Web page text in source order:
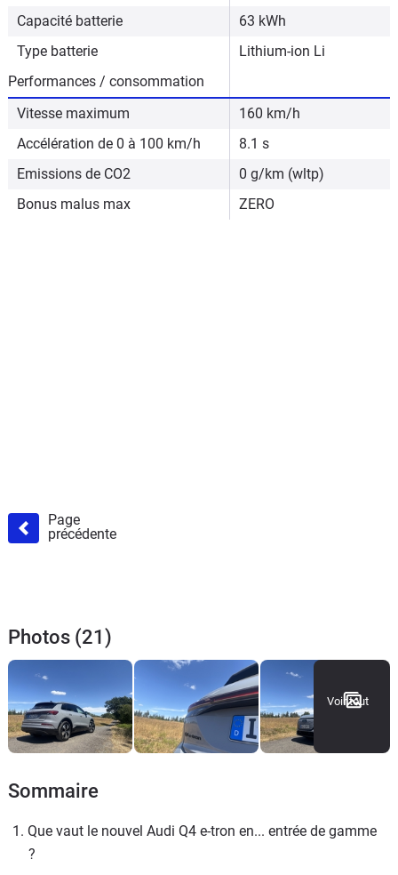
Capacité batterie
63 kWh
Type batterie
Lithium-ion Li
Performances / consommation
Vitesse maximum
160 km/h
Accélération de 0 à 100 km/h
8.1 s
Emissions de CO2
0 g/km (wltp)
Bonus malus max
ZERO
Page
précédente
Photos (21)
Voir tout
Sommaire
1. Que vaut le nouvel Audi Q4 e-tron en... entrée de gamme
?